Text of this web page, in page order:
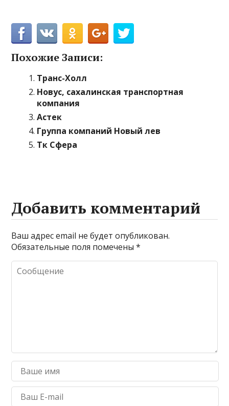
Похожие Записи:
Транс-Холл
Новус, сахалинская транспортная
компания
Астек
Группа компаний Новый лев
Тк Сфера
Добавить комментарий
Ваш адрес email не будет опубликован.
Обязательные поля помечены*